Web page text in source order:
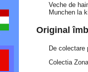
Veche de
Munchen la
Original
De colectare
Colectia